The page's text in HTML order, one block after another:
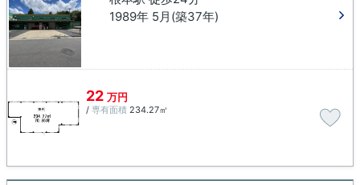
1989年 5月(築37年)
22 万円
/ 専有面積 234.27㎡